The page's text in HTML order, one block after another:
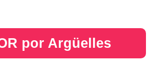
por Argüelles​